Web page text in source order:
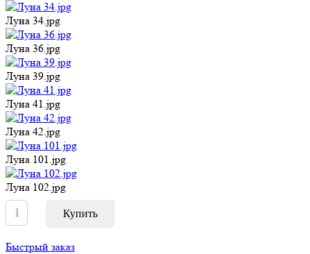
Луна 34.jpg
Луна 36.jpg
Луна 39.jpg
Луна 41.jpg
Луна 42.jpg
Луна 101.jpg
Луна 102.jpg
Быстрый заказ